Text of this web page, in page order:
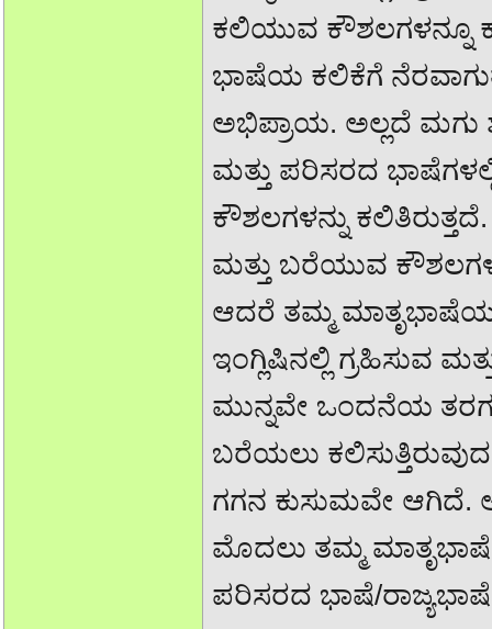
ಕಲಿಯುವ ಕೌಶಲಗಳನ್ನೂ
ಭಾಷೆಯ ಕಲಿಕೆಗೆ
ಅಭಿಪ್ರಾಯ. ಅಲ್ಲದೆ ಮಗು
ಮತ್ತು ಪರಿಸರದ
ಕೌಶಲಗಳನ್ನು
ಮತ್ತು ಬರೆಯುವ
ಆದರೆ ತಮ್ಮ
ಇಂಗ್ಲಿಷಿನಲ್ಲಿ ಗ್ರಹಿಸುವ
ಮುನ್ನವೇ ಒಂದನೆಯ
ಬರೆಯಲು
ಗಗನ ಕುಸುಮವೇ ಆಗಿದೆ.
ಮೊದಲು ತಮ್ಮ
ಪರಿಸರದ ಭಾಷೆ/